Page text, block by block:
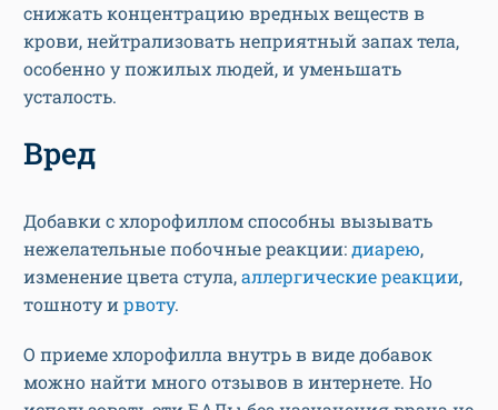
снижать концентрацию вредных веществ в
крови, нейтрализовать неприятный запах тела,
особенно у пожилых людей, и уменьшать
усталость.
Вред
Добавки с хлорофиллом способны вызывать
нежелательные побочные реакции: диарею,
изменение цвета стула,аллергические реакции,
тошноту и рвоту.
О приеме хлорофилла внутрь в виде добавок
можно найти много отзывов в интернете. Но